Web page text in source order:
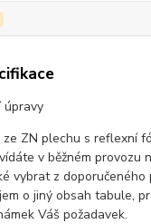
úpravy
ze ZN plechu s reflexní
v běžném provozu
vybrat z doporučeného
o jiný obsah tabule,
Váš požadavek.